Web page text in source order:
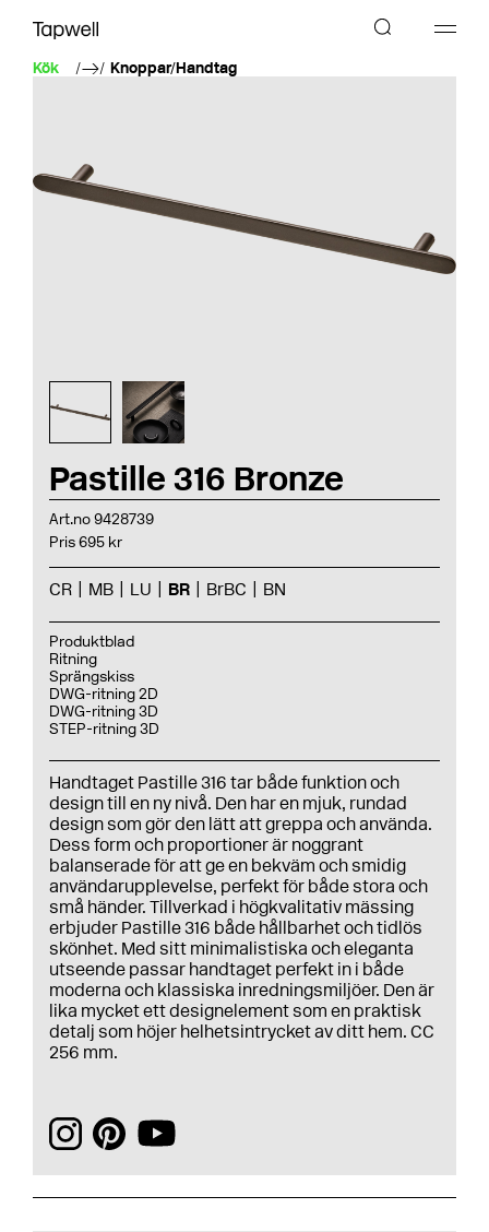
Kök Knoppar/Handtag
Pastille 316 Bronze
Art.no 9428739
Pris 695 kr
CR MB LU BR BrBC BN
Produktblad
Ritning
Sprängskiss
DWG-ritning 2D
DWG-ritning 3D
STEP-ritning 3D
Handtaget Pastille 316 tar både funktion och
design till en ny nivå. Den har en mjuk, rundad
design som gör den lätt att greppa och använda.
Dess form och proportioner är noggrant
balanserade för att ge en bekväm och smidig
användarupplevelse, perfekt för både stora och
små händer. Tillverkad i högkvalitativ mässing
erbjuder Pastille 316 både hållbarhet och tidlös
skönhet. Med sitt minimalistiska och eleganta
utseende passar handtaget perfekt in i både
moderna och klassiska inredningsmiljöer. Den är
lika mycket ett designelement som en praktisk
detalj som höjer helhetsintrycket av ditt hem. CC
256 mm.